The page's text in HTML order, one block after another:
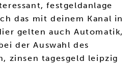
festgeldanlage
das mit deinem Kanal in
gelten auch Automatik,
der Auswahl des
zinsen tagesgeld leipzig